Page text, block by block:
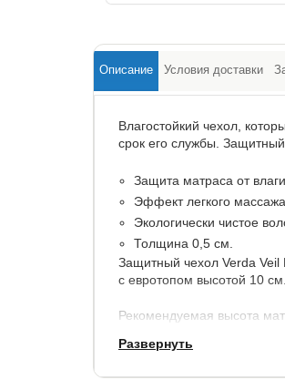
Описание Условия доставки
Влагостойкий чехол,
срок его службы.
Защита матраса от
Эффект легкого массажа
Экологически чистое
Толщина 0,5 см.
Защитный чехол Verda Veil
с евротопом высотой 10 см.
Рекомендуемая высота
Развернуть